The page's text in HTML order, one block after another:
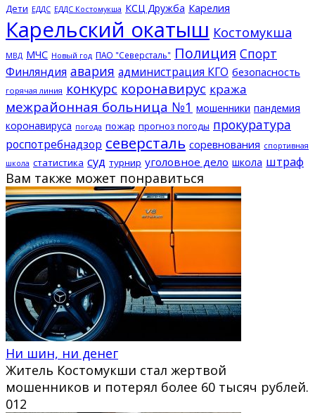
Дети ЕДДС ЕДДС Костомукша КСЦ Дружба Карелия
Карельский окатыш Костомукша
МВД МЧС Новый год ПАО "Северсталь" Полиция Спорт
Финляндия авария администрация КГО безопасность
горячая линия конкурс коронавирус кража
межрайонная больница №1 мошенники пандемия
коронавируса погода пожар прогноз погоды прокуратура
роспотребнадзор северсталь соревнования спортивная
школа статистика суд турнир уголовное дело школа штраф
Вам также может понравиться
Ни шин, ни денег
Житель Костомукши стал жертвой
мошенников и потерял более 60 тысяч рублей.
012